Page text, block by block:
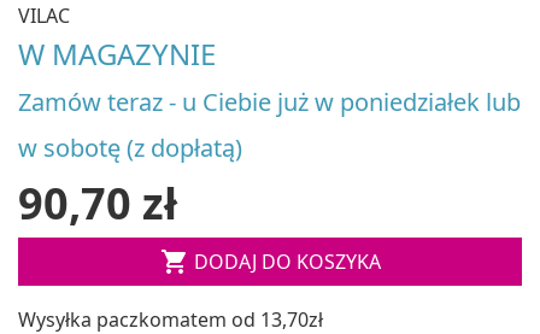
VILAC
W MAGAZYNIE
Zamów teraz - u Ciebie już w poniedziałek lub
w sobotę (z dopłatą)
90,70 zł
 DODAJ DO KOSZYKA
Wysyłka paczkomatem od 13,70zł